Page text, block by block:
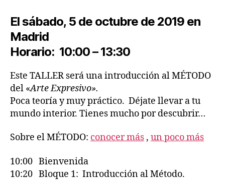
El sábado, 5 de octubre de 2019 en
Madrid
Horario: 10:00 – 13:30
Este TALLER será una introducción al MÉTODO
del «Arte Expresivo».
Poca teoría y muy práctico. Déjate llevar a tu
mundo interior. Tienes mucho por descubrir…
Sobre el MÉTODO: conocer más , un poco más
10:00 Bienvenida
10:20 Bloque 1: Introducción al Método.